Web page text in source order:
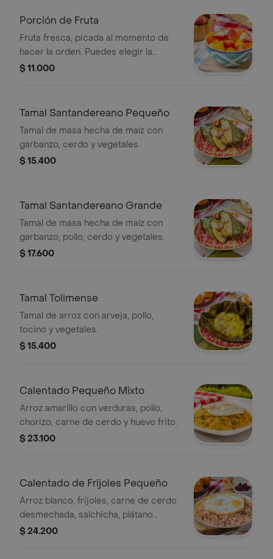
Porción de Fruta
Fruta fresca, picada al momento de
hacer la orden. Puedes elegir la
porción con la(s) fruta(s) que desees
$ 11.000
Tamal Santandereano Pequeño
Tamal de masa hecha de maíz con
garbanzo, cerdo y vegetales.
$ 15.400
Tamal Santandereano Grande
Tamal de masa hecha de maíz con
garbanzo, pollo, cerdo y vegetales.
$ 17.600
Tamal Tolimense
Tamal de arroz con arveja, pollo,
tocino y vegetales.
$ 15.400
Calentado Pequeño Mixto
Arroz amarillo con verduras, pollo,
chorizo, carne de cerdo y huevo frito.
$ 23.100
Calentado de Frijoles Pequeño
Arroz blanco, frijoles, carne de cerdo
desmechada, salchicha, plátano
maduro, huevo frito y arepa paisa.
$ 24.200